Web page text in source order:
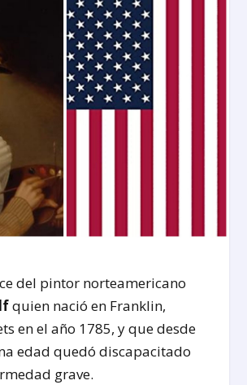
del pintor norteamericano
quien nació en Franklin,
en el año 1785, y que desde
edad quedó discapacitado
grave.